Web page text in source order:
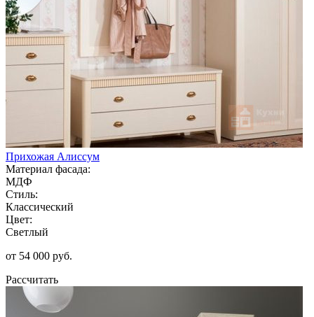
Прихожая Алиссум
Материал фасада:
МДФ
Стиль:
Классический
Цвет:
Светлый
от 54 000 руб.
Рассчитать